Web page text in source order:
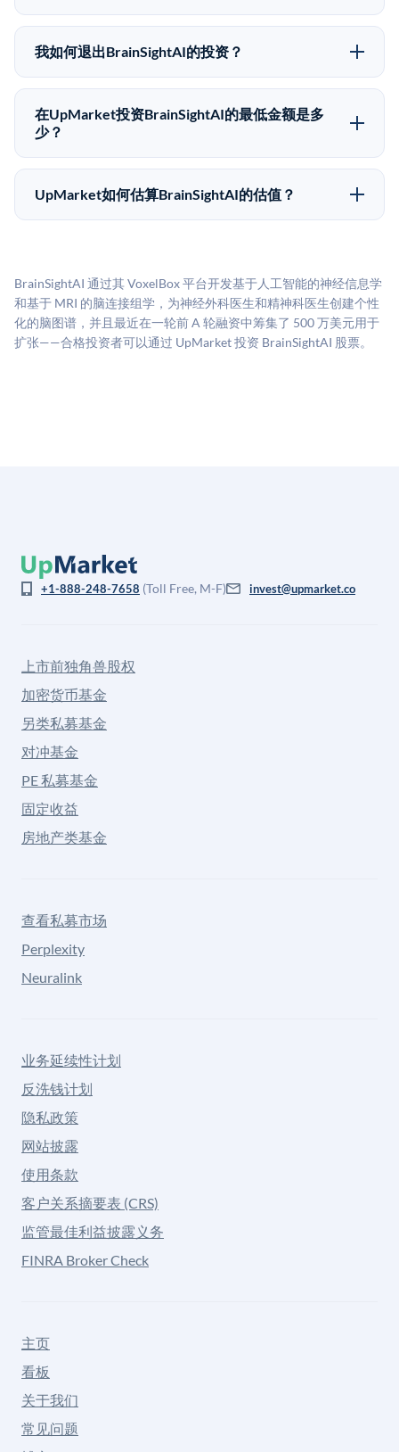
应做好可能全部损失的准备。私有公司的估值在融资轮
次之间可能大幅波动。投资者应在投资前咨询其财务顾
在Pre-IPO交易中，合格投资者通过二级市场平台从现有
股东（如员工、早期投资者或其他持有人）处购买股
为FINRA注册的经纪交易商促成这些交易，代表双方处
理合规、文件和结算事宜。
我如何退出BrainSightAI的投资？
Pre-IPO持股主要有两种退出途径：在二级市场将股份出
售给其他买家，或持有直到公司完成IPO或被收购。两
种途径都受限于转让限制、公司批准（优先购买权）和
做好多年持有的准备。
在UpMarket投资BrainSightAI的最低金额是多
少？
UpMarket上大多数Pre-IPO产品的最低投资金额为
50,000美元。具体金额可能因产品和股份供应情况而有
UpMarket如何估算BrainSightAI的估值？
司可比倍数应用私有公司折扣，以反映流动性不足和信
息不对称。此估值不构成投资建议，可能与实际交易价
格存在重大差异。
BrainSightAI 通过其 VoxelBox 平台开发基于人工智能的神经信息学
和基于 MRI 的脑连接组学，为神经外科医生和精神科医生创建个性
化的脑图谱，并且最近在一轮前 A 轮融资中筹集了 500 万美元用于
扩张——合格投资者可以通过 UpMarket 投资 BrainSightAI 股票。
+1-888-248-7658 (Toll Free, M-F) invest@upmarket.co
上市前独角兽股权
加密货币基金
另类私募基金
对冲基金
PE 私募基金
固定收益
房地产类基金
查看私募市场
Perplexity
Neuralink
业务延续性计划
反洗钱计划
隐私政策
网站披露
使用条款
客户关系摘要表 (CRS)
监管最佳利益披露义务
FINRA Broker Check
主页
看板
关于我们
常见问题